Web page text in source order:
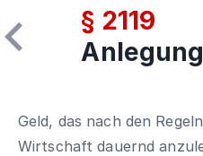
§ 2119
Geld, das nach den
Wirtschaft dauernd